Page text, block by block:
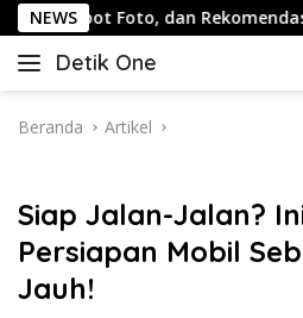
Langsung
ke
konten
NEWS
dan Rekomendasi Lumpia
Detik One
Tajam
Fakta
Beranda Artikel
Siap Jalan-Jalan?
Persiapan Mobil
Jauh!